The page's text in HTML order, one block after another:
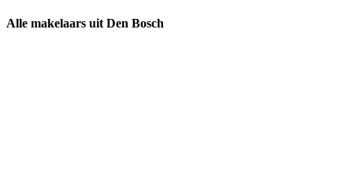
Alle makelaars uit Den Bosch